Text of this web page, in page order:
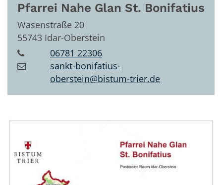
Pfarrei Nahe Glan St. Bonifatius
Wasenstraße 20
55743 Idar-Oberstein
06781 22306
sankt-bonifatius-
oberstein@bistum-trier.de